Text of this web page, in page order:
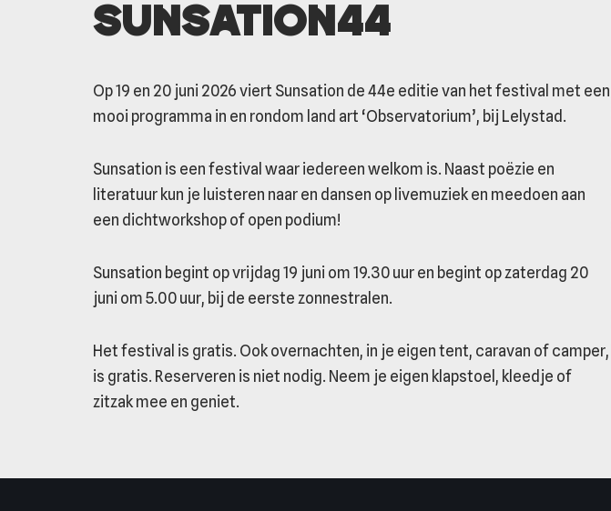
Sunsation44
Op 19 en 20 juni 2026 viert Sunsation de 44e editie van het festival met een
mooi programma in en rondom land art ‘Observatorium’, bij Lelystad.
Sunsation is een festival waar iedereen welkom is. Naast poëzie en
literatuur kun je luisteren naar en dansen op livemuziek en meedoen aan
een dichtworkshop of open podium!
Sunsation begint op vrijdag 19 juni om 19.30 uur en begint op zaterdag 20
juni om 5.00 uur, bij de eerste zonnestralen.
Het festival is gratis. Ook overnachten, in je eigen tent, caravan of camper,
is gratis. Reserveren is niet nodig. Neem je eigen klapstoel, kleedje of
zitzak mee en geniet.